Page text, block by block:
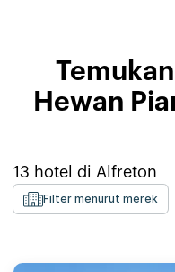
Hewan
13 hotel di Alfreton
Filter menurut merek